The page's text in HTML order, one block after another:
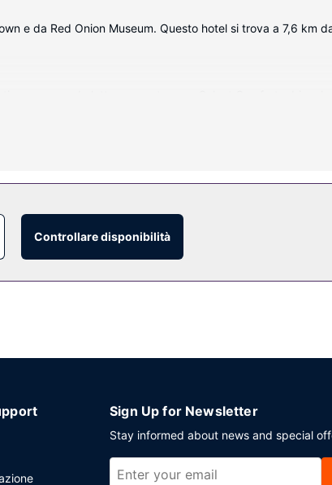
e da Red Onion Museum. Questo hotel si trova a 7,6 km
canali via cavo è l'ideale per concedersi un po' di svago. I
tutti i giorni dalle ore 06:00 alle ore 09:00.
Controllare disponibilità
Sign Up for Newsletter
Stay informed about news and special